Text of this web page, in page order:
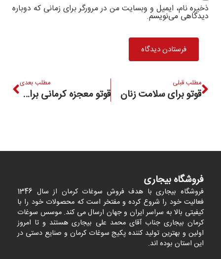
ذخیره نام، ایمیل و وبسایت من در مرورگر برای زمانی که دوباره
دیدگاهی می‌نویسم.
مطلب قبلی
قوتو برای سلامت زنان
مطلب بعدی
قوتو معجزه کرمانی برای عضله‌سازی و انرژی بی‌پایان
فروشگاه بیجاری
فروشگاه بیجاری با هدف فروش سوغات کرمان از سال 1346
فعالیت خود را شروع کرده و مفتخر است که محصولات خود را با
کیفیتی بالا به سراسر ایران و جهان ارسال می کند. موسس سوغات
کرمان بیجاری جناب آقای محمد علی بیجاری هستند و تا امروز
اولین و بهترین تولید کننده پکیج سوغات کرمان و صنایع دستی در
این استان بوده اند.